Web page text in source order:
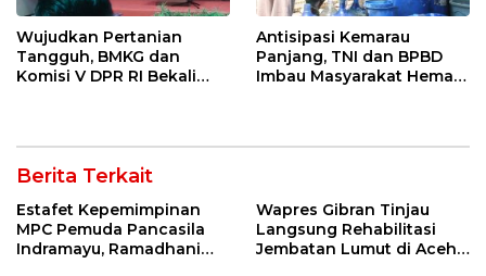
Wujudkan Pertanian
Tangguh, BMKG dan
Komisi V DPR RI Bekali
Antisipasi Kemarau
Panjang, TNI dan BPBD
Imbau Masyarakat Hemat
Berita Terkait
Estafet Kepemimpinan
MPC Pemuda Pancasila
Indramayu, Ramadhani
Wapres Gibran Tinjau
Langsung Rehabilitasi
Jembatan Lumut di Aceh